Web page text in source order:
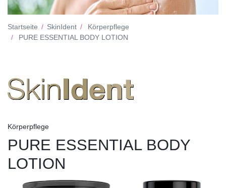
Startseite SkinIdent
Körperpflege
PURE ESSENTIAL BODY LOTION
Körperpflege
PURE ESSENTIAL BODY
LOTION